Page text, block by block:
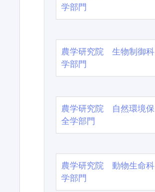
学部門
農学研究院 生物制御科
学部門
農学研究院 自然環境保
全学部門
農学研究院 動物生命科
学部門